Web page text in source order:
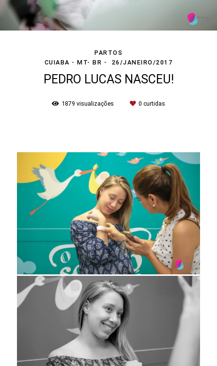
PARTOS
CUIABA - MT- BR
26/JANEIRO/2017
PEDRO LUCAS NASCEU!
1879 visualizações 0 curtidas